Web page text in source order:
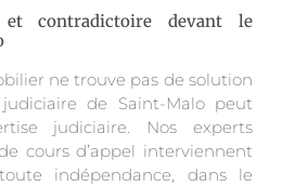
et contradictoire devant le
ne trouve pas de solution
de Saint-Malo peut
judiciaire. Nos experts
cours d’appel interviennent
indépendance, dans le